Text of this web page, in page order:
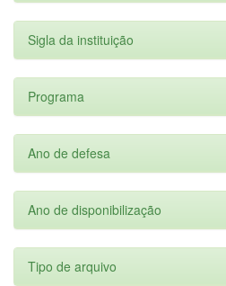
Sigla da instituição
Programa
Ano de defesa
Ano de disponibilização
Tipo de arquivo